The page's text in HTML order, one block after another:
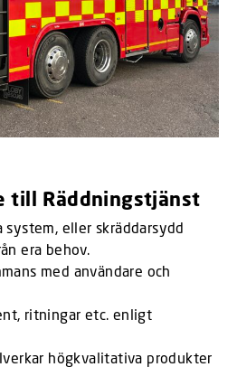
till Räddningstjänst
eller skräddarsydd
era behov.
med användare och
ritningar etc. enligt
högkvalitativa produkter